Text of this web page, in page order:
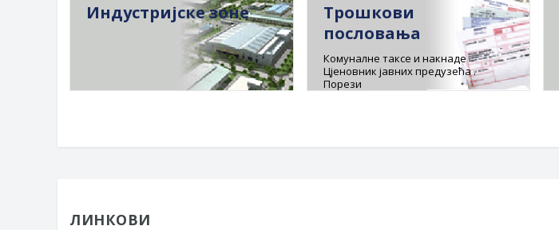
Индустријске зоне
Трошкови
пословања
Комуналне таксе и накнаде
Цјеновник јавних предузећа .
Порези
ЛИНКОВИ